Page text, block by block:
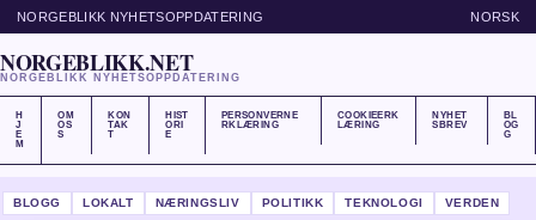
NORGEBLIKK NYHETSOPPDATERING NORSK
NORGEBLIKK.NET
NORGEBLIKK NYHETSOPPDATERING
H
J
E
M
OM
OS
S
KON
TAK
T
HIST
ORI
E
PERSONVERNE
RKLÆRING
COOKIEERK
LÆRING
NYHET
SBREV
BL
OG
G
BLOGG LOKALT NÆRINGSLIV POLITIKK TEKNOLOGI VERDEN